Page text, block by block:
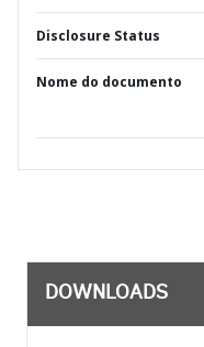
Disclosure Status
Nome do documento
DOWNLOADS